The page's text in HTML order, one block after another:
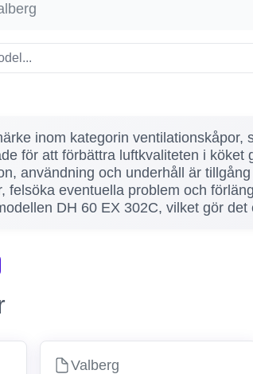
inom kategorin
för att förbättra luftkvaliteten i
användning och underhåll är
felsöka eventuella problem och
DH 60 EX 302C, vilket gör
Valberg